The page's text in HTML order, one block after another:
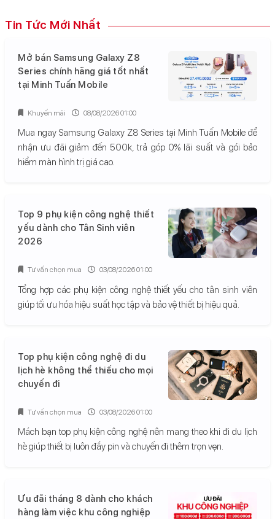
Tin Tức Mới Nhất
Mở bán Samsung Galaxy Z8
Series chính hãng giá tốt nhất
tại Minh Tuấn Mobile
Mua ngay Samsung Galaxy Z8 Series tại Minh Tuấn Mobile để
nhận ưu đãi giảm đến 500k, trả góp 0% lãi suất và gói bảo
hiểm màn hình trị giá cao.
Khuyến mãi 08/08/2026 01:00
Top 9 phụ kiện công nghệ thiết
yếu dành cho Tân Sinh viên
2026
Tổng hợp các phụ kiện công nghệ thiết yếu cho tân sinh viên
giúp tối ưu hóa hiệu suất học tập và bảo vệ thiết bị hiệu quả.
Tư vấn chọn mua 03/08/2026 01:00
Top phụ kiện công nghệ đi du
lịch hè không thể thiếu cho mọi
chuyến đi
Mách bạn top phụ kiện công nghệ nên mang theo khi đi du lịch
hè giúp thiết bị luôn đầy pin và chuyến đi thêm trọn vẹn.
Tư vấn chọn mua 03/08/2026 01:00
Ưu đãi tháng 8 dành cho khách
hàng làm việc khu công nghiệp